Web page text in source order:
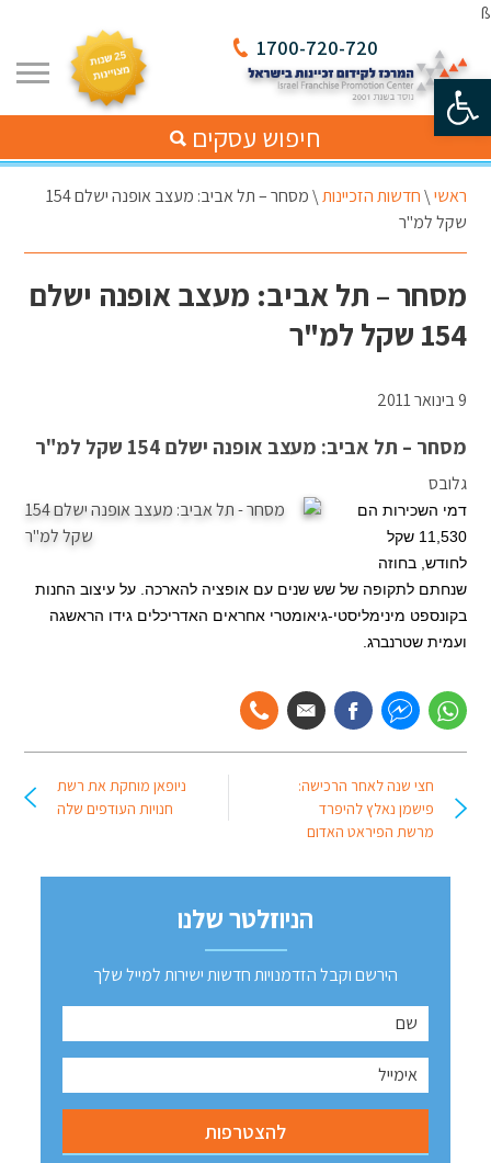
פתח סרגל נגישות
ß
1700-720-720
חיפוש עסקים
ראשי\חדשות הזכיינות\
מסחר – תל אביב: מעצב אופנה ישלם 154
שקל למ"ר
מסחר – תל אביב: מעצב אופנה ישלם
154 שקל למ"ר
9 בינואר 2011
מסחר – תל אביב: מעצב אופנה ישלם 154 שקל למ"ר
גלובס
דמי השכירות הם
11,530 שקל
לחודש, בחוזה
שנחתם לתקופה של שש שנים עם אופציה להארכה. על עיצוב החנות
בקונספט מינימליסטי-גיאומטרי אחראים האדריכלים גידו הראשגה
ועמית שטרנברג.
חצי שנה לאחר הרכישה:
פישמן נאלץ להיפרד
מרשת הפיראט האדום
ניופאן מוחקת את רשת
חנויות העודפים שלה
הניוזלטר שלנו
הירשם וקבל הזדמנויות חדשות ישירות למייל שלך